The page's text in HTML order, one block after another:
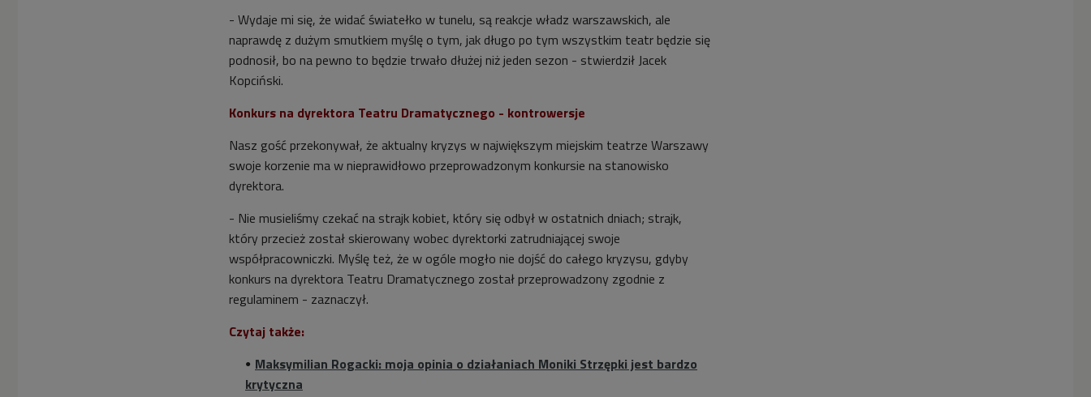
- Wydaje mi się, że widać światełko w tunelu, są reakcje władz warszawskich, ale
naprawdę z dużym smutkiem myślę o tym, jak długo po tym wszystkim teatr będzie się
podnosił, bo na pewno to będzie trwało dłużej niż jeden sezon - stwierdził Jacek
Kopciński.
Konkurs na dyrektora Teatru Dramatycznego - kontrowersje
Nasz gość przekonywał, że aktualny kryzys w największym miejskim teatrze Warszawy
swoje korzenie ma w nieprawidłowo przeprowadzonym konkursie na stanowisko
dyrektora.
- Nie musieliśmy czekać na strajk kobiet, który się odbył w ostatnich dniach; strajk,
który przecież został skierowany wobec dyrektorki zatrudniającej swoje
współpracowniczki. Myślę też, że w ogóle mogło nie dojść do całego kryzysu, gdyby
konkurs na dyrektora Teatru Dramatycznego został przeprowadzony zgodnie z
regulaminem - zaznaczył.
Czytaj także:
Maksymilian Rogacki: moja opinia o działaniach Moniki Strzępki jest bardzo
krytyczna